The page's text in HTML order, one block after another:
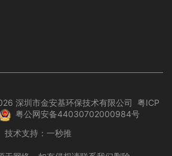
深圳市金安基环保技术有限公司 粤ICP
粤公网安备44030702000984号
技术支持： 一秒推